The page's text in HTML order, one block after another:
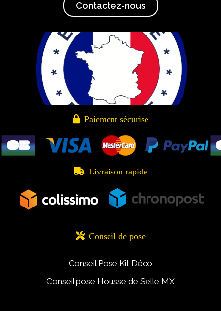
Contactez-nous
 Paiement sécurisé
 Livraison rapide
 Conseil de pose
Conseil Pose Kit Déco
Conseil pose Housse de Selle MX